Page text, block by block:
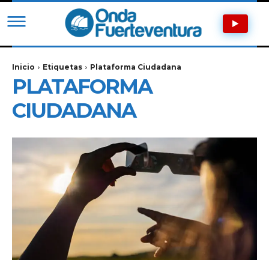
Inicio Etiquetas Plataforma Ciudadana
PLATAFORMA
CIUDADANA